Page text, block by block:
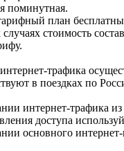
поминутная.
план
стоимость
трафика
в поездках по
интернет-трафика
доступа
основного